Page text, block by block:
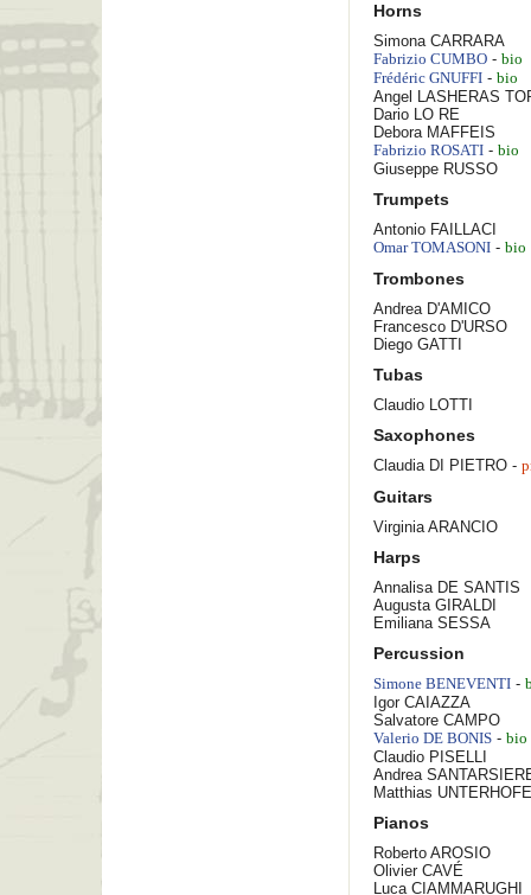
Horns
Simona CARRARA
Fabrizio CUMBO - bio
Frédéric GNUFFI - bio
Angel LASHERAS
Dario LO RE
Debora MAFFEIS
Fabrizio ROSATI - bio
Giuseppe RUSSO
Trumpets
Antonio FAILLACI
OmarTOMASONI - bio
Trombones
Andrea D'AMICO
Francesco D'URSO
Diego GATTI
Tubas
Claudio LOTTI
Saxophones
Claudia DI PIETRO -
Guitars
VirginiaARANCIO
Harps
Annalisa DE SANTIS
Augusta GIRALDI
Emiliana SESSA
Percussion
Simone BENEVENTI -
Igor CAIAZZA
Salvatore CAMPO
Valerio DE BONIS - bio
Claudio PISELLI
Andrea
Matthias
Pianos
Roberto AROSIO
Olivier CAVÉ
Luca CIAMMARUGHI